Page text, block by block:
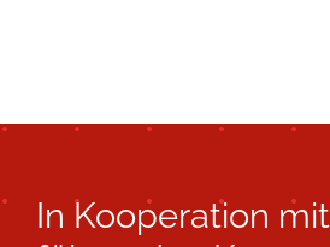
In Kooperation